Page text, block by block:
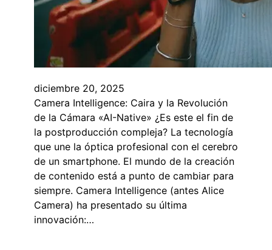
diciembre 20, 2025
Camera Intelligence: Caira y la Revolución
de la Cámara «AI-Native» ¿Es este el fin de
la postproducción compleja? La tecnología
que une la óptica profesional con el cerebro
de un smartphone. El mundo de la creación
de contenido está a punto de cambiar para
siempre. Camera Intelligence (antes Alice
Camera) ha presentado su última
innovación:…